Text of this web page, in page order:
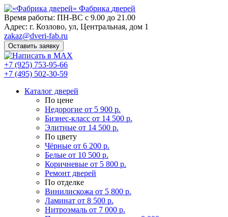
Фабрика дверей
Время работы: ПН-ВС с 9.00 до 21.00
Адрес: г. Козлово, ул, Центральная, дом 1
zakaz@dveri-fab.ru
Оставить заявку
+7 (925) 753-95-66
+7 (495) 502-30-59
Каталог дверей
По цене
Недорогие от 5 900 р.
Бизнес-класс от 14 500 р.
Элитные от 14 500 р.
По цвету
Чёрные от 6 200 р.
Белые от 10 500 р.
Коричневые от 5 800 р.
Ремонт дверей
По отделке
Винилискожа от 5 800 р.
Ламинат от 8 500 р.
Нитроэмаль от 7 000 р.